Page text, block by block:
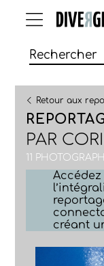
Retour aux
PAR
11
Accédez
créant